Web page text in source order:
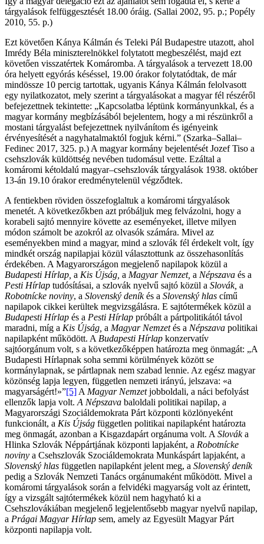
tárgyalások felfüggesztését 18.00 óráig. (Sallai 2002, 95. p.; Popély
2010, 55. p.)
Ezt követően Kánya Kálmán és Teleki Pál Budapestre utazott, ahol
Imrédy Béla miniszterelnökkel folytatott megbeszélést, majd ezt
követően visszatértek Komáromba. A tárgyalások a tervezett 18.00
óra helyett egyórás késéssel, 19.00 órakor folytatódtak, de már
mindössze 10 percig tartottak, ugyanis Kánya Kálmán felolvasott
egy nyilatkozatot, mely szerint a tárgyalásokat a magyar fél részéről
befejezettnek tekintette: „Kapcsolatba léptünk kormányunkkal, és a
magyar kormány megbízásából bejelentem, hogy a mi részünkről a
mostani tárgyalást befejezettnek nyilvánítom és igényeink
érvényesítését a nagyhatalmaktól fogjuk kérni.” (Szarka–Sallai–
Fedinec 2017, 325. p.) A magyar kormány bejelentését Jozef Tiso a
csehszlovák küldöttség nevében tudomásul vette. Ezáltal a
komáromi kétoldalú magyar–csehszlovák tárgyalások 1938. október
13-án 19.10 órakor eredménytelenül végződtek.
A fentiekben röviden összefoglaltuk a komáromi tárgyalások
menetét. A következőkben azt próbáljuk meg felvázolni, hogy a
korabeli sajtó mennyire követte az eseményeket, illetve milyen
módon számolt be azokról az olvasók számára. Mivel az
eseményekben mind a magyar, mind a szlovák fél érdekelt volt, így
mindkét ország napilapjai közül választottunk az összehasonlítás
érdekében. A Magyarországon megjelenő napilapok közül a
Budapesti Hírlap, a Kis Újság, a Magyar Nemzet, a Népszava és a
Pesti Hírlap tudósításai, a szlovák nyelvű sajtó közül a Slovák, a
Robotnícke noviny, a Slovenský deníkés a Slovenský hlas című
napilapok cikkei kerültek megvizsgálásra. E sajtótermékek közül a
Budapesti Hírlap és a Pesti Hírlap próbált a pártpolitikától távol
maradni, míg a Kis Újság, a Magyar Nemzetés a Népszava politikai
napilapként működött. A Budapesti Hírlap konzervatív
sajtóorgánum volt, s a következőképpen határozta meg önmagát: „A
Budapesti Hírlapnak soha semmi körülmények között se
kormánylapnak, se pártlapnak nem szabad lennie. Az egész magyar
közönség lapja legyen, független nemzeti irányú, jelszava: «a
magyarságért!»”[5] A Magyar Nemzetjobboldali, a náci befolyást
ellenzők lapja volt. A Népszava baloldali politikai napilap, a
Magyarországi Szociáldemokrata Párt központi közlönyeként
funkcionált, a Kis Újság független politikai napilapként határozta
meg önmagát, azonban a Kisgazdapárt orgánuma volt. A Slováka
Hlinka Szlovák Néppártjának központi lapjaként, a Robotnícke
noviny a Csehszlovák Szociáldemokrata Munkáspárt lapjaként, a
Slovenský hlas független napilapként jelent meg, a Slovenský deník
pedig a Szlovák Nemzeti Tanács orgánumaként működött. Mivel a
komáromi tárgyalások során a felvidéki magyarság volt az érintett,
így a vizsgált sajtótermékek közül nem hagyható ki a
Csehszlovákiában megjelenő legjelentősebb magyar nyelvű napilap,
a Prágai Magyar Hírlap sem, amely az Egyesült Magyar Párt
központi napilapja volt.